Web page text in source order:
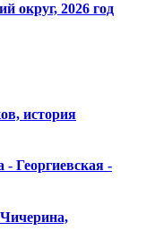
округ, 2026 год
история
Георгиевская -